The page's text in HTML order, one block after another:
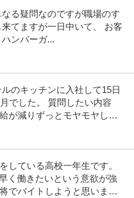
成とアサイン業務／土日祝休
上
ンターネット＞ソフトウエア ※会員
提供：ビズリーチ
この条件の求人をもっと見る
る疑問なのですが職場のす
てますが一日中いて、 お客
ンバーガ...
のキッチンに入社して15日
でした。 質問したい内容
が減りずっとモヤモヤして
している高校一年生です。
く働きたいという意欲が強
でバイトしようと思いまし